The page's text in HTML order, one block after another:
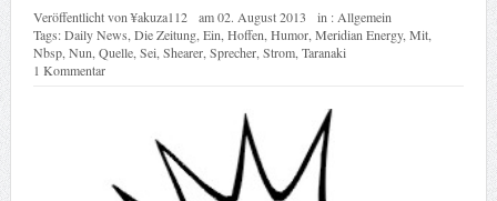
Veröffentlicht von¥akuza112 am02. August 2013 in : Allgemein
Tags:Daily News Die Zeitung, Ein Hoffen Humor, Meridian Energy, Mit,
Nbsp, Nun Quelle, Sei Shearer, Sprecher, Strom, Taranaki
1 Kommentar